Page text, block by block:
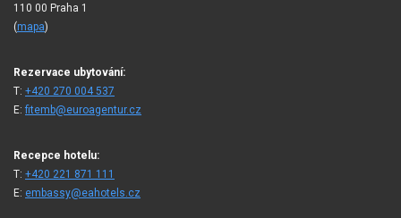
110 00 Praha 1
(mapa)
Rezervace ubytování:
T: +420 270 004 537
E:fitemb@euroagentur.cz
Recepce hotelu:
T: +420 221 871 111
E: embassy@eahotels.cz